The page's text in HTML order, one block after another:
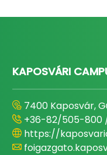
KAPOSVÁRI
7400 Kaposvár,
+36-82/505-800
https://